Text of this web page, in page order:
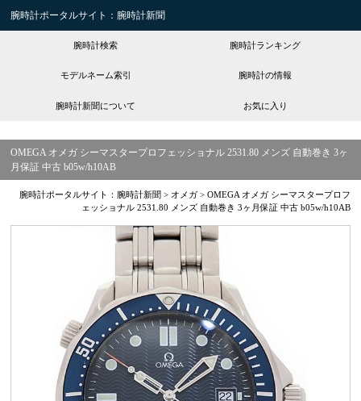
腕時計ポータルサイト：腕時計新聞
腕時計検索 腕時計ランキング
モデルネーム索引 腕時計の情報
腕時計新聞について お気に入り
OMEGA オメガ シーマスタープロフェッショナル 2531.80 メンズ 自動巻き 3ヶ
月保証 中古 b05w/h10AB
腕時計ポータルサイト：腕時計新聞 > オメガ> OMEGA オメガ シーマスタープロフ
ェッショナル 2531.80 メンズ 自動巻き 3ヶ月保証 中古 b05w/h10AB